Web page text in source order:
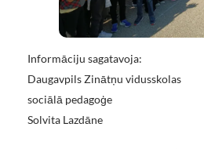
Informāciju sagatavoja:
Daugavpils Zinātņu vidusskolas
sociālā pedagoģe
Solvita Lazdāne